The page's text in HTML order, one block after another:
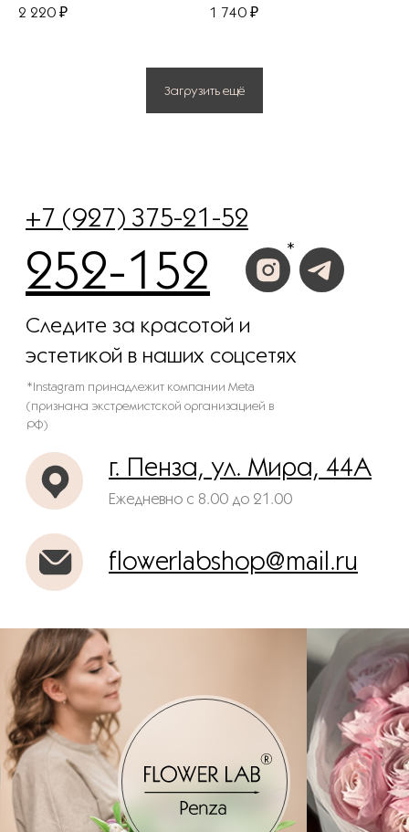
2 220 ₽ 1 740 ₽
Загрузить ещё
Разработано в веб-студии Глеба Николаева
© 2025 Все права защищены.